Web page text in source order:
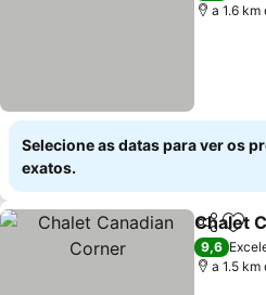
a 1.6
Selecione as datas para ver os
exatos.
Partilhar
Chalet
9,6
a 1.5